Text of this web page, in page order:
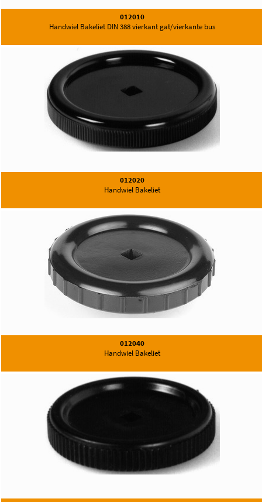
012010
Handwiel Bakeliet DIN 388 vierkant gat/vierkante bus
012020
Handwiel Bakeliet
012040
Handwiel Bakeliet